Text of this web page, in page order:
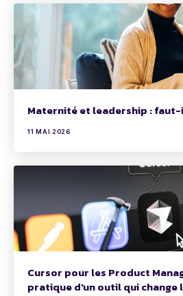
Maternité et leadership :
11 MAI 2026
Cursor pour les Product
pratique d'un outil qui change